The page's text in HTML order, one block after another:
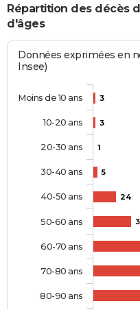
Répartition des décès
d'âges
Données exprimées en
Insee)
3
3
1
5
24
Moins de 10 ans
10-20 ans
20-30 ans
30-40 ans
40-50 ans
50-60 ans
60-70 ans
70-80 ans
80-90 ans